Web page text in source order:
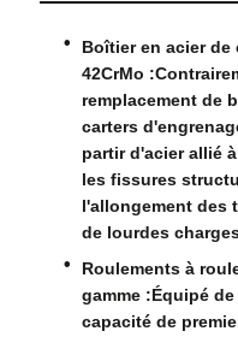
Boîtier en acier
42CrMo :
remplacement de
carters
partir d'acier allié
les fissures
l'allongement des
de lourdes
Roulements à
gamme :Équipé
capacité de